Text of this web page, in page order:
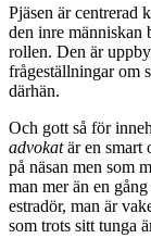
Pjäsen är centrerad
den inre människan
rollen. Den är
frågeställningar om
därhän.
Och gott så för
advokatär en smart
på näsan men som
man mer än en
estradör, man är
som trots sitt tunga